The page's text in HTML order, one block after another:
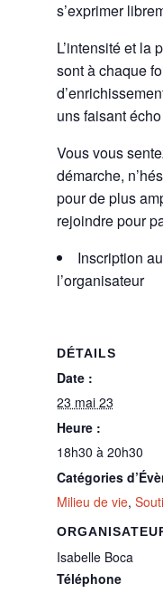
s’exprimer
L’intensité et la
sont à chaque
uns faisant
Vous vous
démarche,
pour de plus
rejoindre pour
Inscription
l’organisateur
DÉTAILS
Date :
23 mai 23
Heure :
18h30 à 20h30
Catégories
Milieu de vie,
Isabelle Boca
Téléphone